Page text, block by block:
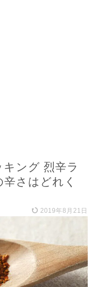
ング 烈辛ラ
さはどれく
2019年8月21日